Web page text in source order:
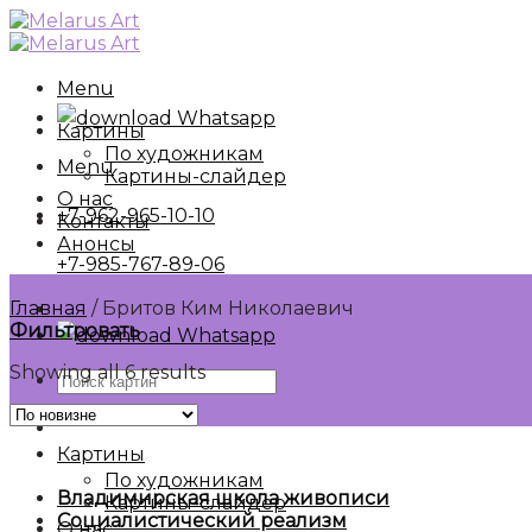
Skip
to
Menu
Whatsapp
Menu
+7-962-965-10-10
+7-985-767-89-06
Whatsapp
Искать:
Картины
По художникам
Картины-слайдер
Картины
По художникам
Картины-слайдер
О нас
Контакты
Анонсы
Главная /Бритов Ким Николаевич
Фильтровать
Showing all 6 results
Владимирская школа живописи
Социалистический реализм